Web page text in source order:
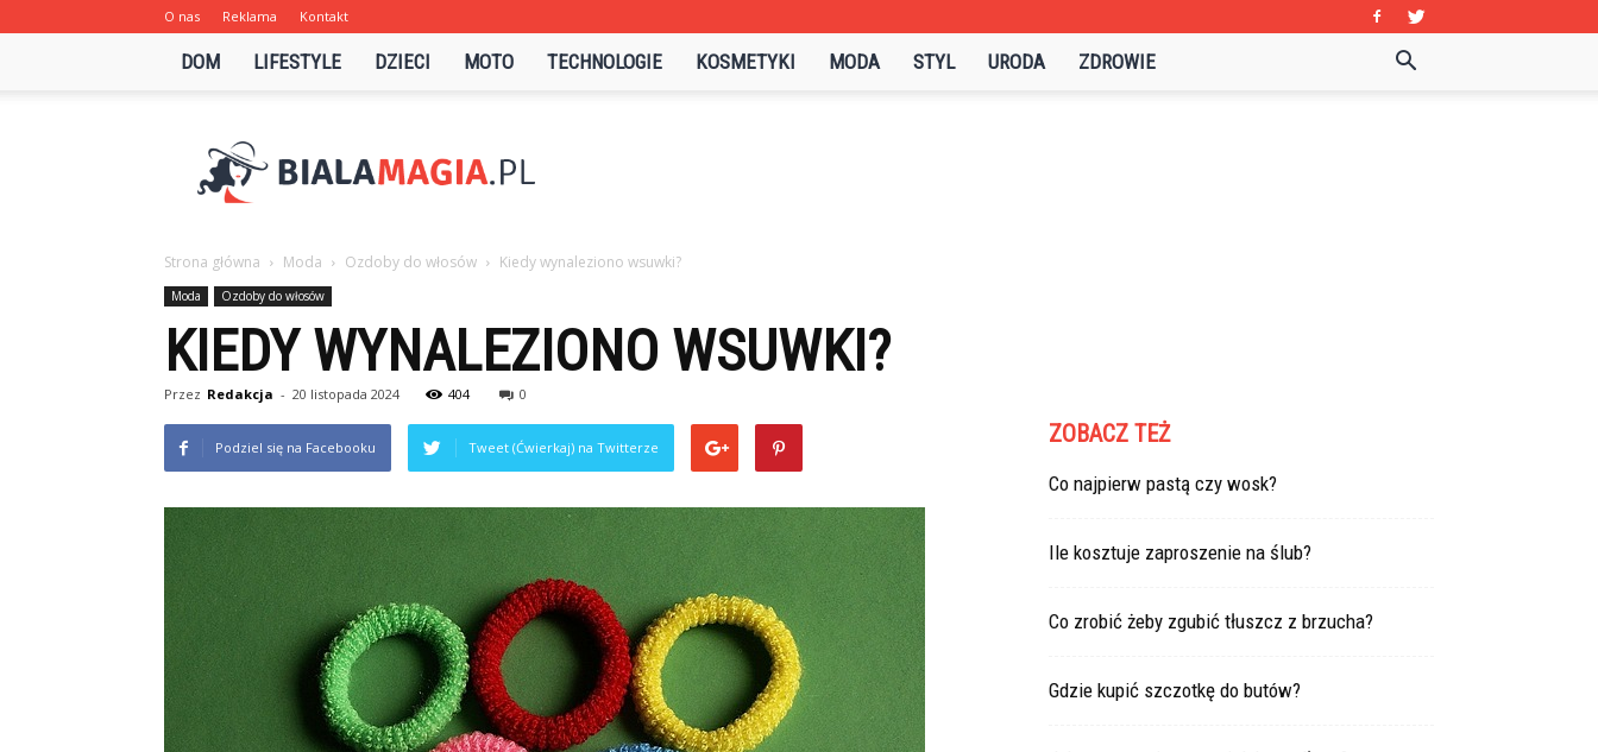
O nas Reklama Kontakt
DOM LIFESTYLE DZIECI MOTO TECHNOLOGIE KOSMETYKI MODA STYL URODA ZDROWIE
Strona główna Moda Ozdoby do włosów Kiedy wynaleziono wsuwki?
Moda Ozdoby do włosów
KIEDY WYNALEZIONO WSUWKI?
Przez Redakcja - 20 listopada 2024 404 0
Podziel się na Facebooku Tweet (Ćwierkaj) na Twitterze ZOBACZ TEŻ
Co najpierw pastą czy wosk?
Ile kosztuje zaproszenie na ślub?
Co zrobić żeby zgubić tłuszcz z brzucha?
Gdzie kupić szczotkę do butów?